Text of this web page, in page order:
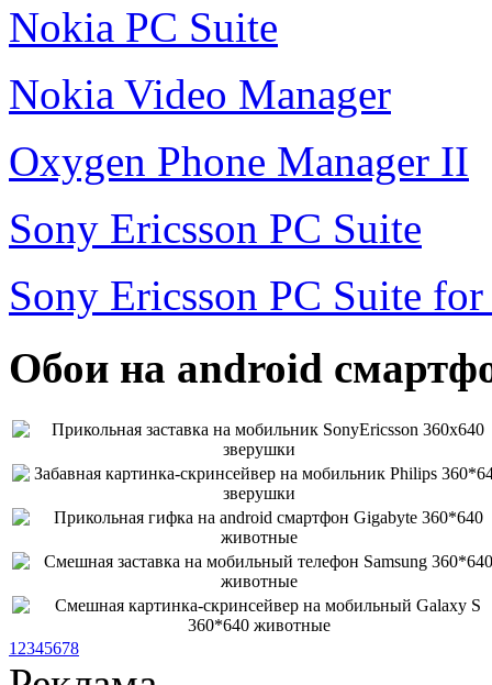
Nokia PC Suite
Nokia Video Manager
Oxygen Phone Manager II
Sony Ericsson PC Suite
Sony Ericsson PC Suite
Обои на android
1 2345678